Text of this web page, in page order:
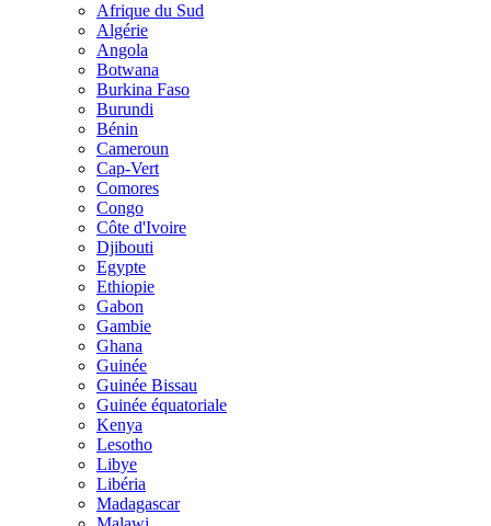
Afrique du Sud
Algérie
Angola
Botwana
Burkina Faso
Burundi
Bénin
Cameroun
Cap-Vert
Comores
Congo
Côte d'Ivoire
Djibouti
Egypte
Ethiopie
Gabon
Gambie
Ghana
Guinée
Guinée Bissau
Guinée équatoriale
Kenya
Lesotho
Libye
Libéria
Madagascar